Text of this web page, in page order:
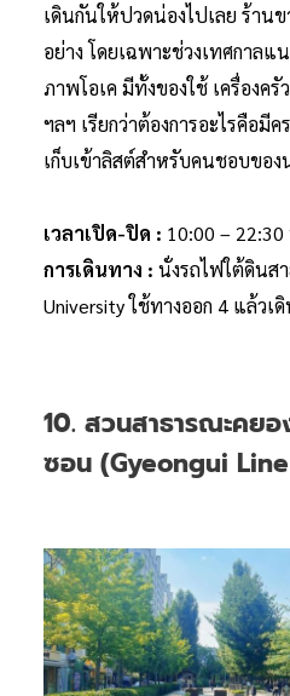
เดินกันให้ปวดน่องไปเลย ร้าน
อย่าง โดยเฉพาะช่วงเทศกาล
ภาพโอเค มีทั้งของใช้ เครื่องค
ฯลฯ เรียกว่าต้องการอะไรคือมี
เก็บเข้าลิสต์สำหรับคนชอบของ
เวลาเปิด-ปิด : 10:00 – 22:30
การเดินทาง : นั่งรถไฟใต้ดินส
University ใช้ทางออก 4 แล้วเ
10. สวนสาธารณะคย
ซอน (Gyeongui